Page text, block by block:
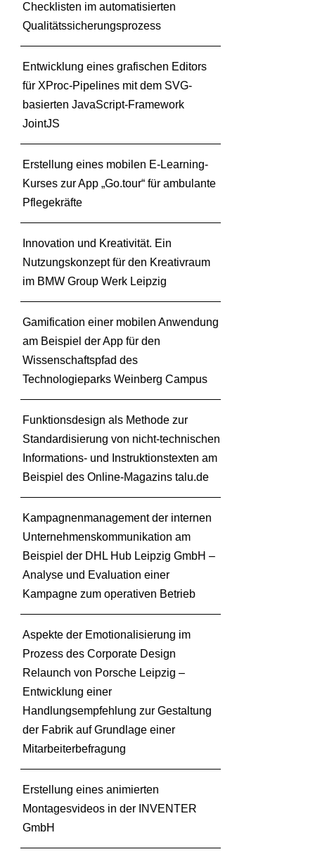
Checklisten im automatisierten
Qualitätssicherungsprozess
Entwicklung eines grafischen Editors
für XProc-Pipelines mit dem SVG-
basierten JavaScript-Framework
JointJS
Erstellung eines mobilen E-Learning-
Kurses zur App „Go.tour“ für ambulante
Pflegekräfte
Innovation und Kreativität. Ein
Nutzungskonzept für den Kreativraum
im BMW Group Werk Leipzig
Gamification einer mobilen Anwendung
am Beispiel der App für den
Wissenschaftspfad des
Technologieparks Weinberg Campus
Funktionsdesign als Methode zur
Standardisierung von nicht-technischen
Informations- und Instruktionstexten am
Beispiel des Online-Magazins talu.de
Kampagnenmanagement der internen
Unternehmenskommunikation am
Beispiel der DHL Hub Leipzig GmbH –
Analyse und Evaluation einer
Kampagne zum operativen Betrieb
Aspekte der Emotionalisierung im
Prozess des Corporate Design
Relaunch von Porsche Leipzig –
Entwicklung einer
Handlungsempfehlung zur Gestaltung
der Fabrik auf Grundlage einer
Mitarbeiterbefragung
Erstellung eines animierten
Montagesvideos in der INVENTER
GmbH